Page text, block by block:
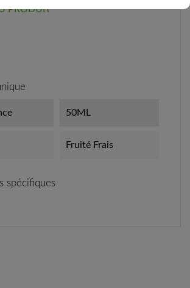
PRODUIT
50ML
Fruité Frais
spécifiques